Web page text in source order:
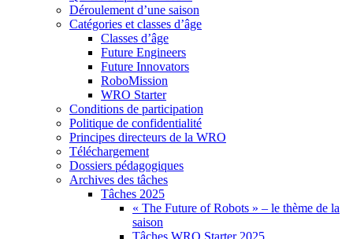
Déroulement d’une saison
Catégories et classes d’âge
Classes d’âge
Future Engineers
Future Innovators
RoboMission
WRO Starter
Conditions de participation
Politique de confidentialité
Principes directeurs de la WRO
Téléchargement
Dossiers pédagogiques
Archives des tâches
Tâches 2025
« The Future of Robots » – le thème de la
saison
Tâches WRO Starter 2025